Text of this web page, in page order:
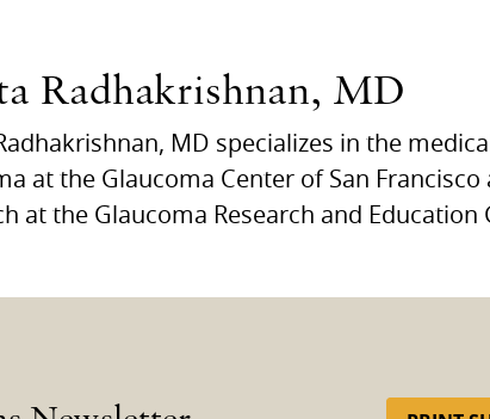
Radhakrishnan, MD
MD specializes in the
at the Glaucoma Center of San
at the Glaucoma Research and Education